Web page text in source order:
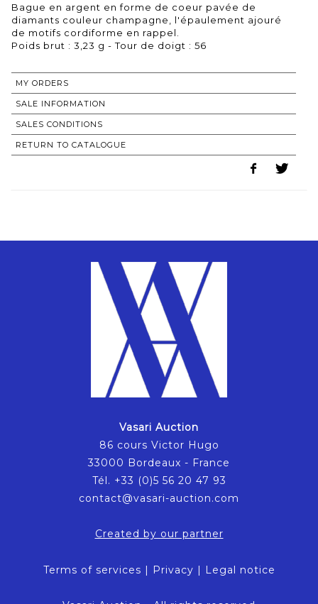
Bague en argent en forme de coeur pavée de
diamants couleur champagne, l'épaulement ajouré
de motifs cordiforme en rappel.
Poids brut : 3,23 g - Tour de doigt : 56
MY ORDERS
SALE INFORMATION
SALES CONDITIONS
RETURN TO CATALOGUE
Vasari Auction
86 cours Victor Hugo
33000 Bordeaux - France
Tél. +33 (0)5 56 20 47 93
contact@vasari-auction.com
Created by our partner
Terms of services | Privacy | Legal notice